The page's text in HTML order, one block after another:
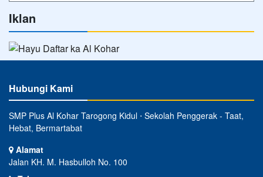
Iklan
Hubungi Kami
SMP Plus Al Kohar Tarogong Kidul ⋅ Sekolah Penggerak - Taat,
Hebat, Bermartabat
Alamat
Jalan KH. M. Hasbulloh No. 100